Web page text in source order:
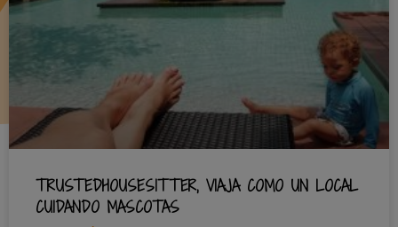
TRUSTEDHOUSESITTER, VIAJA COMO UN LOCAL
CUIDANDO MASCOTAS